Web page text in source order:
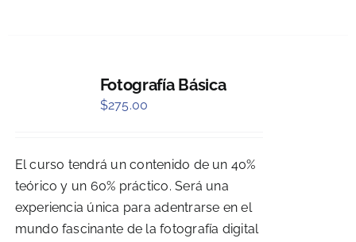
Fotografía Básica
$275.00
El curso tendrá un contenido de un 40%
teórico y un 60% práctico. Será una
experiencia única para adentrarse en el
mundo fascinante de la fotografía digital